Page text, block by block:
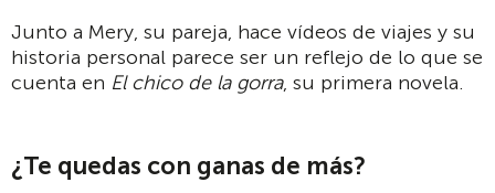
Junto a Mery, su pareja, hace vídeos de viajes y su
historia personal parece ser un reflejo de lo que se
cuenta en El chico de la gorra, su primera novela.
¿Te quedas con ganas de más?